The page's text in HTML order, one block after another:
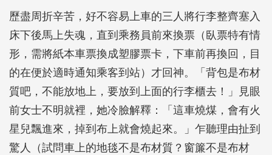
歷盡周折辛苦，好不容易上車的三人將行李整齊塞入
床下後馬上失魂，直到乘務員前來換票（臥票特有情
形，需將紙本車票換成塑膠票卡，下車前再換回，目
的在便於適時通知乘客到站）才回神。「背包是布材
質吧，不能放地上，要放到上面的行李櫃去！」見眼
前女士不明就裡，她冷臉解釋：「這車燒煤，會有火
星兒飄進來，掉到布上就會燒起來。」乍聽理由扯到
驚人（試問車上的地毯不是布材質？窗簾不是布材